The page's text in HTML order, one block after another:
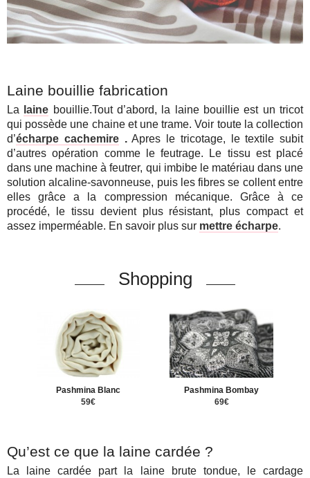
Laine bouillie fabrication
La laine bouillie.Tout d’abord, la laine bouillie est un tricot
qui possède une chaine et une trame. Voir toute la collection
d’écharpe cachemire. Apres le tricotage, le textile subit
d’autres opération comme le feutrage. Le tissu est placé
dans une machine à feutrer, qui imbibe le matériau dans une
solution alcaline-savonneuse, puis les fibres se collent entre
elles grâce a la compression mécanique. Grâce à ce
procédé, le tissu devient plus résistant, plus compact et
assez imperméable. En savoir plus sur mettre écharpe.
Shopping
Pashmina Blanc
59€
Pashmina Bombay
69€
Qu’est ce que la laine cardée ?
La laine cardée part la laine brute tondue, le cardage